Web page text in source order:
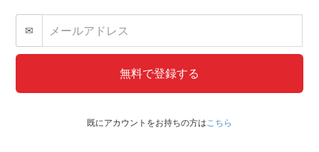
✉
無料で登録する
既にアカウントをお持ちの方はこちら